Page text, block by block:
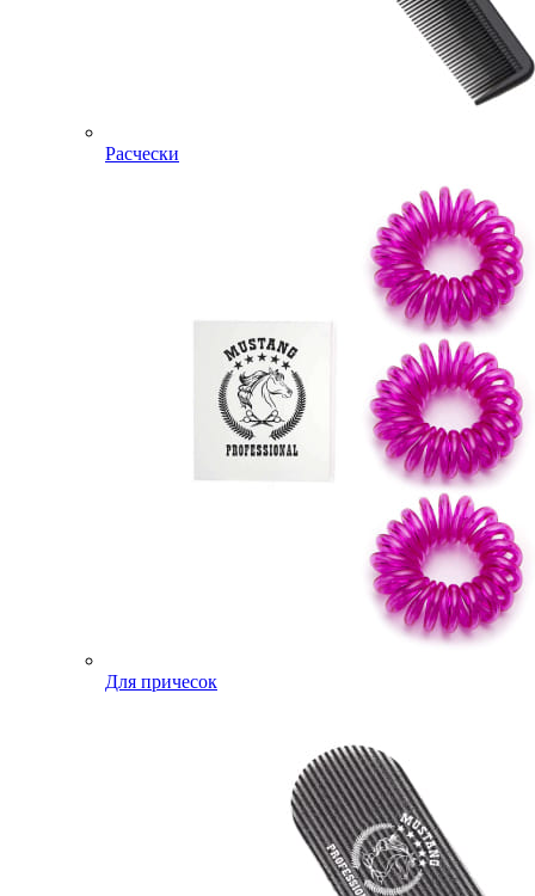
Расчески
Для причесок